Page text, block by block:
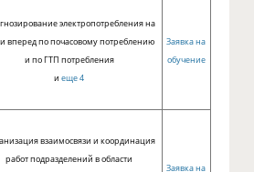
электропотребления на
вперед по почасовому потреблению
и по ГТП потребления
иеще 4
Заявка на
обучение
взаимосвязи и координация
работ подразделений в области
Заявка на